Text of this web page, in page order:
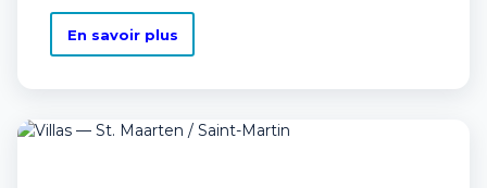
En savoir plus